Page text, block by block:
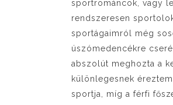
sportrománcok, vagy
rendszeresen
sportágaimról még
úszómedencékre
abszolút meghozta a
különlegesnek
sportja, míg a férfi